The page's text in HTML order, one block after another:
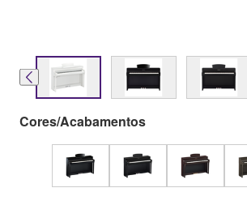
Cores/Acabamentos